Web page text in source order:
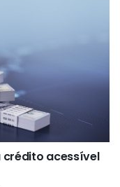
crédito acessível